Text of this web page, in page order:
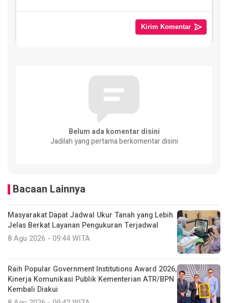
Belum ada komentar disini
Jadilah yang pertama berkomentar disini
Bacaan Lainnya
Masyarakat Dapat Jadwal Ukur Tanah yang Lebih
Jelas Berkat Layanan Pengukuran Terjadwal
8 Agu 2026 - 09:44 WITA
Raih Popular Government Institutions Award 2026,
Kinerja Komunikasi Publik Kementerian ATR/BPN
Kembali Diakui